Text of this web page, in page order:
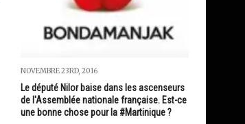
NOVEMBRE 23RD, 2016
Le député Nilor baise dans les ascenseurs
de l'Assemblée nationale française. Est-ce
une bonne chose pour la #Martinique ?